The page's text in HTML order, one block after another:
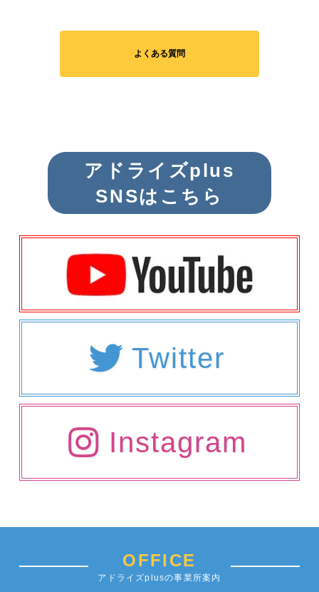
よくある質問
アドライズplus
SNSはこちら
Twitter
Instagram
OFFICE
アドライズplusの事業所案内